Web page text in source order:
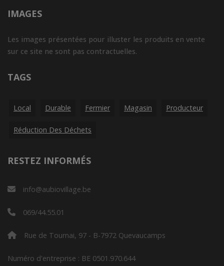
IMAGES
Les images présentées pour illuster les produits en vente
sur ce site ne sont pas contractuelles.
TAGS
Local Durable Fermier Magasin Producteur
Réduction Des Déchets
RESTEZ INFORMÉS
info@aubiovillage.be
069/44.55.01
Rue de Tournai, 97 - B-7972 Quevaucamps
Numéro d'entreprise : BE 0501.970.644